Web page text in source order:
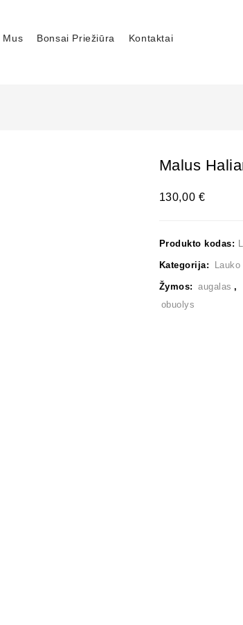
Mus Bonsai Priežiūra Kontaktai
Malus
130,00 €
Produkto kodas:
Kategorija:
Žymos: augalas ,
obuolys